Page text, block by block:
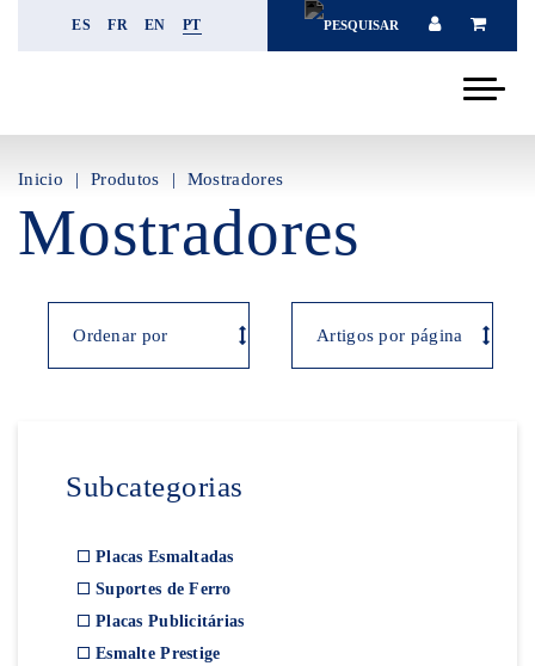
ES FR EN PT
Inicio Produtos Mostradores
Mostradores
Subcategorias
Placas Esmaltadas
Suportes de Ferro
Placas Publicitárias
Esmalte Prestige